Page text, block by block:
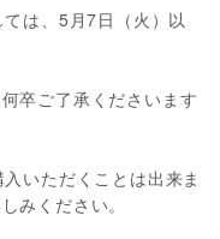
は、5月7日（火）以
卒ご了承くださいます
いただくことは出来ま
みください。